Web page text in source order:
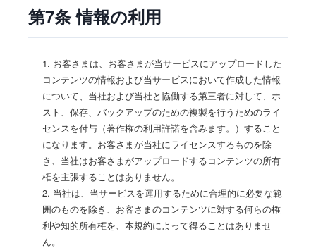
第7条 情報の利用
1. お客さまは、お客さまが当サービスにアップロードした
コンテンツの情報および当サービスにおいて作成した情報
について、当社および当社と協働する第三者に対して、ホ
スト、保存、バックアップのための複製を行うためのライ
センスを付与（著作権の利用許諾を含みます。）すること
になります。お客さまが当社にライセンスするものを除
き、当社はお客さまがアップロードするコンテンツの所有
権を主張することはありません。
2. 当社は、当サービスを運用するために合理的に必要な範
囲のものを除き、お客さまのコンテンツに対する何らの権
利や知的所有権を、本規約によって得ることはありませ
ん。